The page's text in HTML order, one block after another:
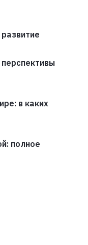
в каких
полное